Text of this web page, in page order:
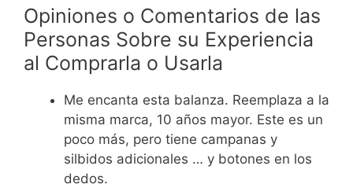
Opiniones o Comentarios de las
Personas Sobre su Experiencia
al Comprarla o Usarla
Me encanta esta balanza. Reemplaza a la
misma marca, 10 años mayor. Este es un
poco más, pero tiene campanas y
silbidos adicionales … y botones en los
dedos.